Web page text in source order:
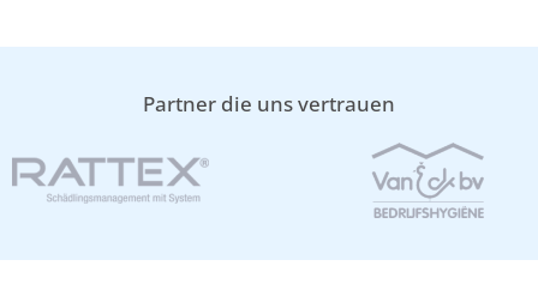
Partner die uns vertrauen